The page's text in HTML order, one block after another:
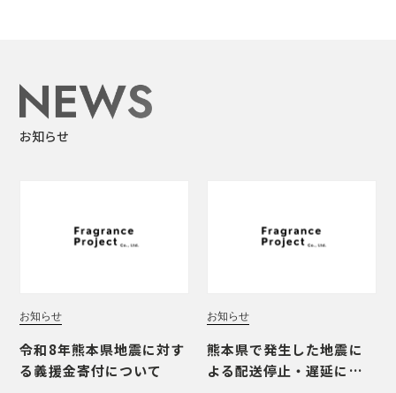
お知らせ
お知らせ
令和8年熊本県地震に対す
る義援金寄付について
お知らせ
熊本県で発生した地震に
よる配送停止・遅延につ